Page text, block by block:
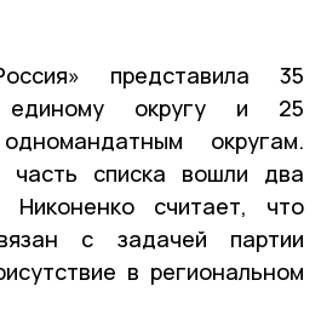
представила 35
единому округу и 25
округам.
часть списка вошли два
Никоненко считает, что
с задачей партии
в региональном